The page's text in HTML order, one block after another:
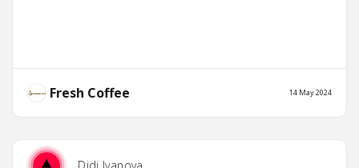
Fresh Coffee 14 May 2024